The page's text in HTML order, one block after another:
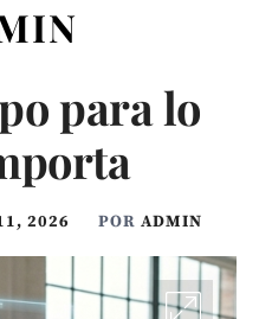
para lo
2026 POR ADMIN